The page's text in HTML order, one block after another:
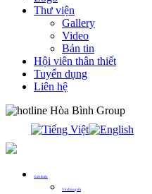
Thư viện
Gallery
Video
Bản tin
Hội viên thân thiết
Tuyển dụng
Liên hệ
Giới thiệu
Về chúng tôi